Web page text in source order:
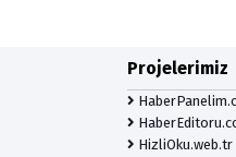
Projelerimiz
HizliOku.web.tr